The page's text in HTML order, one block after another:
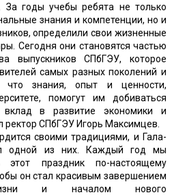
За годы учебы ребята не только
знания и компетенции, но и
определили свои жизненные
Сегодня они становятся частью
выпускников СПбГЭУ, которое
самых разных поколений и
что знания, опыт и ценности,
помогут им добиваться
вклад в развитие экономики и
ректор СПбГЭУ Игорь Максимцев.
своими традициями, и Гала-
одной из них. Каждый год мы
этот праздник по-настоящему
он стал красивым завершением
и началом нового